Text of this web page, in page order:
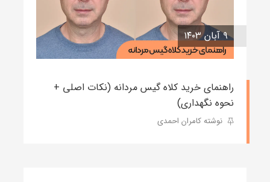
۹ آبان ۱۴۰۳
راهنمای خرید کلاه گیس مردانه (نکات اصلی +
نحوه نگهداری)
نوشته کامران احمدی